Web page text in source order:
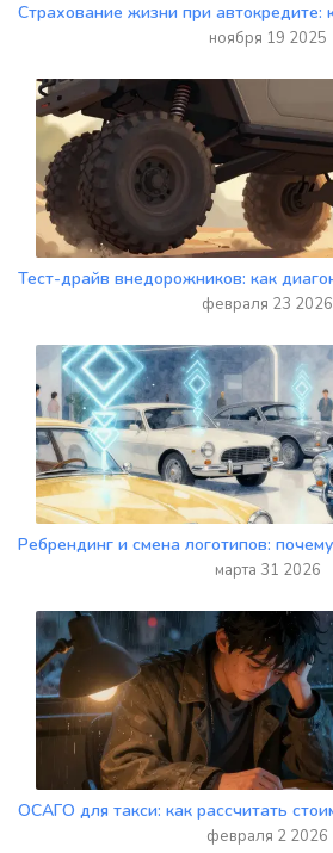
ноября 19 2025
февраля 23 2026
марта 31 2026
февраля 2 2026